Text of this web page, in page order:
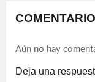
Aún no hay
Deja una